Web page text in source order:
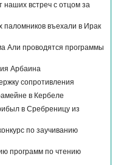
встреч с отцом за
паломников въехали в Ирак
Али проводятся программы
Арбаина
сопротивления
в Кербеле
в Сребреницу из
по заучиванию
программ по чтению